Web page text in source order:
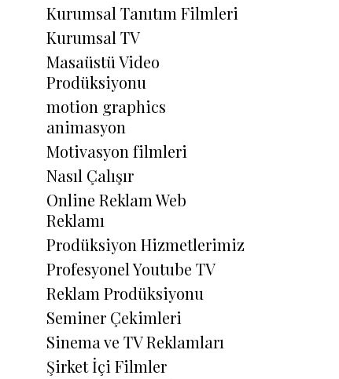
Kurumsal Tanıtım Filmleri
Kurumsal TV
Masaüstü Video
Prodüksiyonu
motion graphics
animasyon
Motivasyon filmleri
Nasıl Çalışır
Online Reklam Web
Reklamı
Prodüksiyon Hizmetlerimiz
Profesyonel Youtube TV
Reklam Prodüksiyonu
Seminer Çekimleri
Sinema ve TV Reklamları
Şirket İçi Filmler